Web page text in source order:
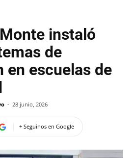
instaló
de
en escuelas de
- 28 junio, 2026
+ Seguinos en Google